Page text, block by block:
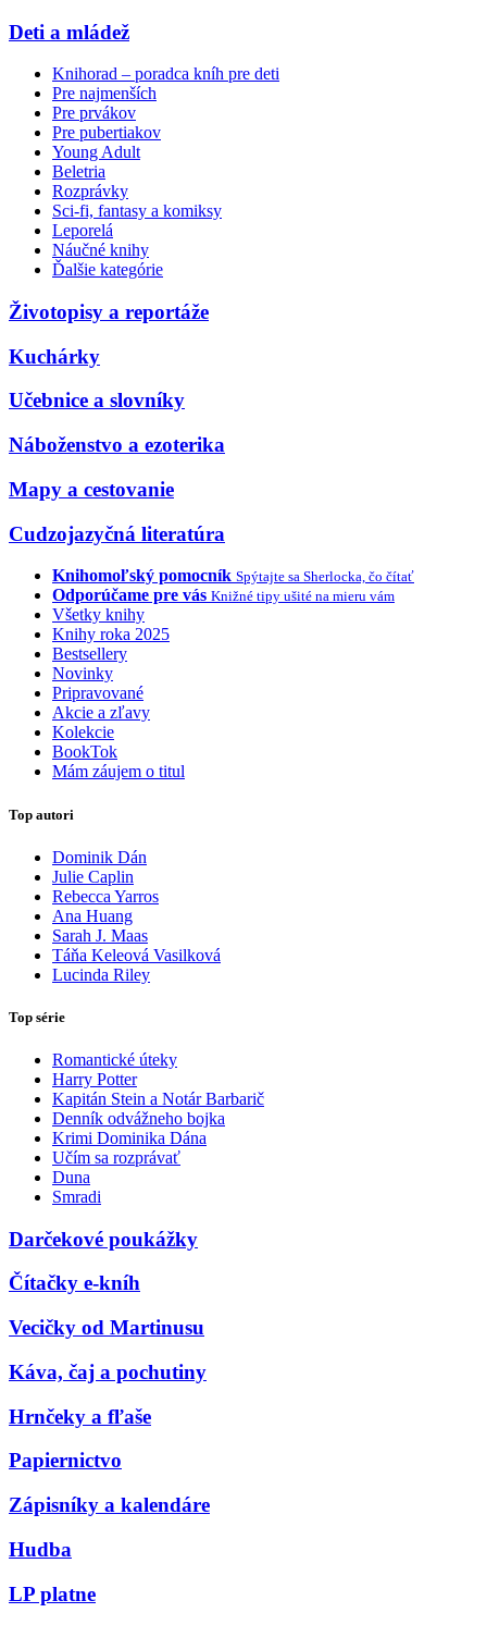
Deti a mládež
Knihorad – poradca kníh pre deti
Pre najmenších
Pre prvákov
Pre pubertiakov
Young Adult
Beletria
Rozprávky
Sci-fi, fantasy a komiksy
Leporelá
Náučné knihy
Ďalšie kategórie
Životopisy a reportáže
Kuchárky
Učebnice a slovníky
Náboženstvo a ezoterika
Mapy a cestovanie
Cudzojazyčná literatúra
Knihomoľský pomocník Spýtajte sa Sherlocka, čo čítať
Odporúčame pre vás Knižné tipy ušité na mieru vám
Všetky knihy
Knihy roka 2025
Bestsellery
Novinky
Pripravované
Akcie a zľavy
Kolekcie
BookTok
Mám záujem o titul
Top autori
Dominik Dán
Julie Caplin
Rebecca Yarros
Ana Huang
Sarah J. Maas
Táňa Keleová Vasilková
Lucinda Riley
Top série
Romantické úteky
Harry Potter
Kapitán Stein a Notár Barbarič
Denník odvážneho bojka
Krimi Dominika Dána
Učím sa rozprávať
Duna
Smradi
Darčekové poukážky
Čítačky e-kníh
Vecičky od Martinusu
Káva, čaj a pochutiny
Hrnčeky a fľaše
Papiernictvo
Zápisníky a kalendáre
Hudba
LP platne